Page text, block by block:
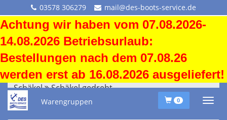
03578 306279 mail@des-boots-service.de
Achtung wir haben vom 07.08.2026-
14.08.2026 Betriebsurlaub:
Bestellungen nach dem 07.08.26
werden erst ab 16.08.2026 ausgeliefert!
Warengruppen 0
Schäkel Schäkel gedreht